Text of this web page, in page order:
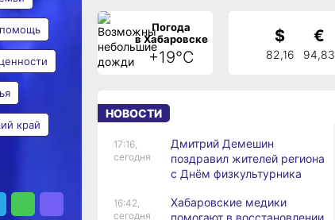
помощь
край
Погода
в Хабаровске
+19°C
$
82,16
€
94,83
НОВОСТИ
17:16,
сегодня
Дмитрий Демешин
поздравил жителей региона
с Днём физкультурника
16:42,
сегодня
Хабаровские медики
помогают в восстановлении